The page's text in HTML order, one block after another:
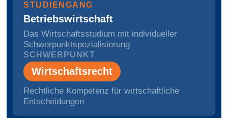
STUDIENGANG
Betriebs­wirtschaft
Das Wirtschaftsstudium mit individueller
Schwerpunktspezialisierung
SCHWERPUNKT
Wirtschafts­recht
Rechtliche Kompetenz für wirtschaftliche
Entscheidungen